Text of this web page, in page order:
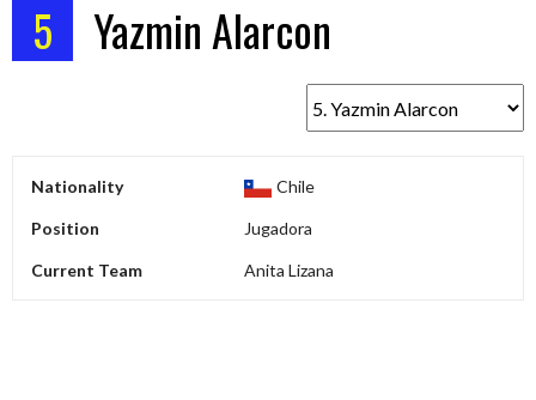
5 Yazmin Alarcon
Nationality Chile
Position Jugadora
Current Team Anita Lizana